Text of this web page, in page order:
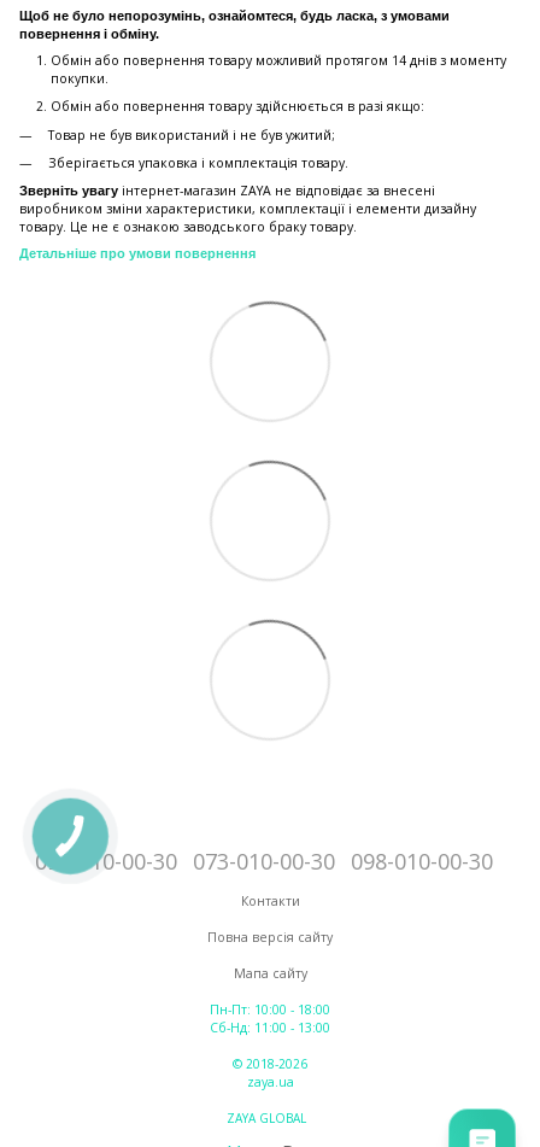
Щоб не було непорозумінь, ознайомтеся, будь ласка, з умовами
повернення і обміну.
Обмін або повернення товару можливий протягом 14 днів з моменту
покупки.
Обмiн або повернення товару здійснюється в разі якщо:
Товар не був використаний і не був ужитий;
Зберiгається упаковка і комплектація товару.
Зверніть увагу інтернет-магазин ZAYA не відповідає за внесені
виробником зміни характеристики, комплектації і елементи дизайну
товару. Це не є ознакою заводського браку товару.
Детальніше про умови повернення
095-010-00-30 073-010-00-30 098-010-00-30
Контакти
Повна версія сайту
Мапа сайту
Пн-Пт: 10:00 - 18:00
Сб-Нд: 11:00 - 13:00
© 2018-2026
zaya.ua
ZAYA GLOBAL